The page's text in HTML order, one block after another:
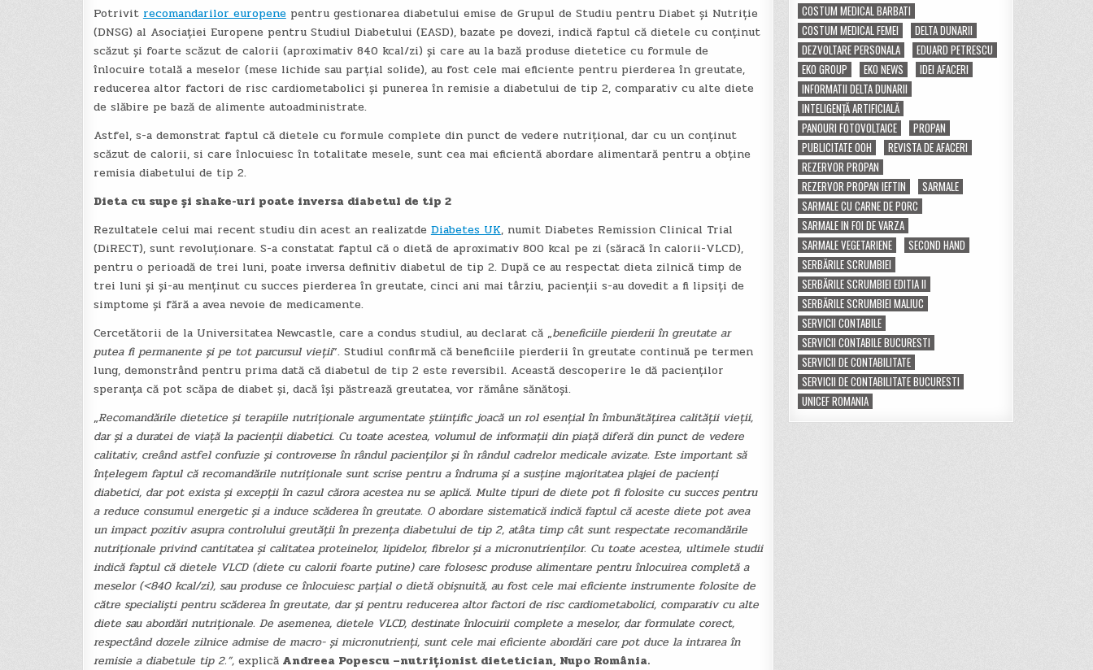
Potrivit recomandarilor europenepentru gestionarea diabetului emise de Grupul de Studiu pentru Diabet și Nutriție
(DNSG) al Asociației Europene pentru Studiul Diabetului (EASD), bazate pe dovezi, indică faptul că dietele cu conținut
scăzut și foarte scăzut de calorii (aproximativ 840 kcal/zi) și care au la bază produse dietetice cu formule de
înlocuire totală a meselor (mese lichide sau parțial solide), au fost cele mai eficiente pentru pierderea în greutate,
reducerea altor factori de risc cardiometabolici și punerea în remisie a diabetului de tip 2, comparativ cu alte diete
de slăbire pe bază de alimente autoadministrate.
Astfel, s-a demonstrat faptul că dietele cu formule complete din punct de vedere nutrițional, dar cu un conținut
scăzut de calorii, si care înlocuiesc în totalitate mesele, sunt cea mai eficientă abordare alimentară pentru a obține
remisia diabetului de tip 2.
Dieta cu supe și shake-uri poate inversa diabetul de tip 2
Rezultatele celui mai recent studiu din acest an realizatde Diabetes UK, numit Diabetes Remission Clinical Trial
(DiRECT), sunt revoluționare. S-a constatat faptul că o dietă de aproximativ 800 kcal pe zi (săracă în calorii-VLCD),
pentru o perioadă de trei luni, poate inversa definitiv diabetul de tip 2. După ce au respectat dieta zilnică timp de
trei luni și și-au menținut cu succes pierderea în greutate, cinci ani mai târziu, pacienții s-au dovedit a fi lipsiți de
simptome și fără a avea nevoie de medicamente.
Cercetătorii de la Universitatea Newcastle, care a condus studiul, au declarat că „beneficiile pierderii în greutate ar
putea fi permanente și pe tot parcursul vieții”. Studiul confirmă că beneficiile pierderii în greutate continuă pe termen
lung, demonstrând pentru prima dată că diabetul de tip 2 este reversibil. Această descoperire le dă pacienților
speranța că pot scăpa de diabet și, dacă își păstrează greutatea, vor rămâne sănătoși.
„Recomandările dietetice și terapiile nutriționale argumentate științific joacă un rol esențial în îmbunătățirea calității vieții,
dar și a duratei de viață la pacienții diabetici. Cu toate acestea, volumul de informații din piață diferă din punct de vedere
calitativ, creând astfel confuzie și controverse în rândul pacienților și în rândul cadrelor medicale avizate. Este important să
înțelegem faptul că recomandările nutriționale sunt scrise pentru a îndruma și a susține majoritatea plajei de pacienți
diabetici, dar pot exista și excepții în cazul cărora acestea nu se aplică. Multe tipuri de diete pot fi folosite cu succes pentru
a reduce consumul energetic și a induce scăderea în greutate. O abordare sistematică indică faptul că aceste diete pot avea
un impact pozitiv asupra controlului greutății în prezența diabetului de tip 2, atâta timp cât sunt respectate recomandările
nutriționale privind cantitatea și calitatea proteinelor, lipidelor, fibrelor și a micronutrienților. Cu toate acestea, ultimele studii
indică faptul că dietele VLCD (diete cu calorii foarte putine) care folosesc produse alimentare pentru înlocuirea completă a
meselor (<840 kcal/zi), sau produse ce înlocuiesc parțial o dietă obișnuită, au fost cele mai eficiente instrumente folosite de
către specialiști pentru scăderea în greutate, dar și pentru reducerea altor factori de risc cardiometabolici, comparativ cu alte
diete sau abordări nutriționale. De asemenea, dietele VLCD, destinate înlocuirii complete a meselor, dar formulate corect,
respectând dozele zilnice admise de macro- și micronutrienți, sunt cele mai eficiente abordări care pot duce la intrarea în
remisie a diabetule tip 2.”, explicăAndreea Popescu –nutriționist dietetician, Nupo România.
COSTUM MEDICAL BARBATI
COSTUM MEDICAL FEMEI
DELTA DUNARII
DEZVOLTARE PERSONALA
EDUARD PETRESCU
EKO GROUP
EKO NEWS
IDEI AFACERI
INFORMATII DELTA DUNARII
INTELIGENȚĂ ARTIFICIALĂ
PANOURI FOTOVOLTAICE
PROPAN
PUBLICITATE OOH
REVISTA DE AFACERI
REZERVOR PROPAN
REZERVOR PROPAN IEFTIN
SARMALE
SARMALE CU CARNE DE PORC
SARMALE IN FOI DE VARZA
SARMALE VEGETARIENE
SECOND HAND
SERBĂRILE SCRUMBIEI
SERBĂRILE SCRUMBIEI EDITIA II
SERBĂRILE SCRUMBIEI MALIUC
SERVICII CONTABILE
SERVICII CONTABILE BUCURESTI
SERVICII DE CONTABILITATE
SERVICII DE CONTABILITATE BUCURESTI
UNICEF ROMANIA